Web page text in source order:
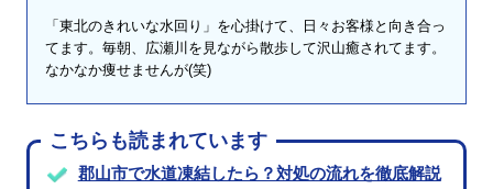
「東北のきれいな水回り」を心掛けて、日々お客様と向き合っ
てます。毎朝、広瀬川を見ながら散歩して沢山癒されてます。
なかなか痩せませんが(笑)
こちらも読まれています
郡山市で水道凍結したら？対処の流れを徹底解説